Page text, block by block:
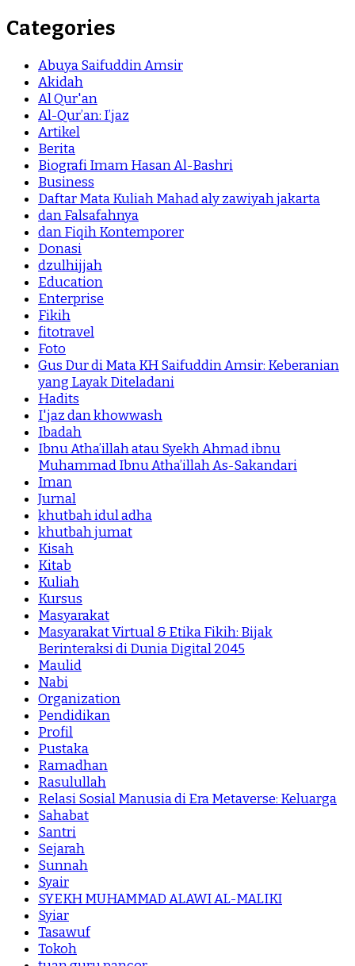
Categories
Abuya Saifuddin Amsir
Akidah
Al Qur'an
Al-Qur’an: I’jaz
Artikel
Berita
Biografi Imam Hasan Al-Bashri
Business
Daftar Mata Kuliah Mahad aly zawiyah jakarta
dan Falsafahnya
dan Fiqih Kontemporer
Donasi
dzulhijjah
Education
Enterprise
Fikih
fitotravel
Foto
Gus Dur di Mata KH Saifuddin Amsir: Keberanian
yang Layak Diteladani
Hadits
I'jaz dan khowwash
Ibadah
Ibnu Atha’illah atau Syekh Ahmad ibnu
Muhammad Ibnu Atha’illah As-Sakandari
Iman
Jurnal
khutbah idul adha
khutbah jumat
Kisah
Kitab
Kuliah
Kursus
Masyarakat
Masyarakat Virtual & Etika Fikih: Bijak
Berinteraksi di Dunia Digital 2045
Maulid
Nabi
Organization
Pendidikan
Profil
Pustaka
Ramadhan
Rasulullah
Relasi Sosial Manusia di Era Metaverse: Keluarga
Sahabat
Santri
Sejarah
Sunnah
Syair
SYEKH MUHAMMAD ALAWI AL-MALIKI
Syiar
Tasawuf
Tokoh